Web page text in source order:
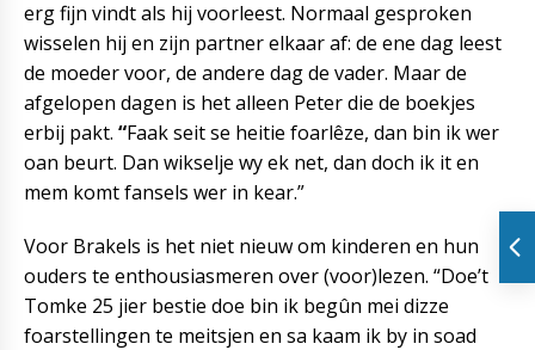
erg fijn vindt als hij voorleest. Normaal gesproken
wisselen hij en zijn partner elkaar af: de ene dag leest
de moeder voor, de andere dag de vader. Maar de
afgelopen dagen is het alleen Peter die de boekjes
erbij pakt. “Faak seit se heitie foarlêze, dan bin ik wer
oan beurt. Dan wikselje wy ek net, dan doch ik it en
mem komt fansels wer in kear.”
Voor Brakels is het niet nieuw om kinderen en hun
ouders te enthousiasmeren over (voor)lezen. “Doe’t
Tomke 25 jier bestie doe bin ik begûn mei dizze
foarstellingen te meitsjen en sa kaam ik by in soad